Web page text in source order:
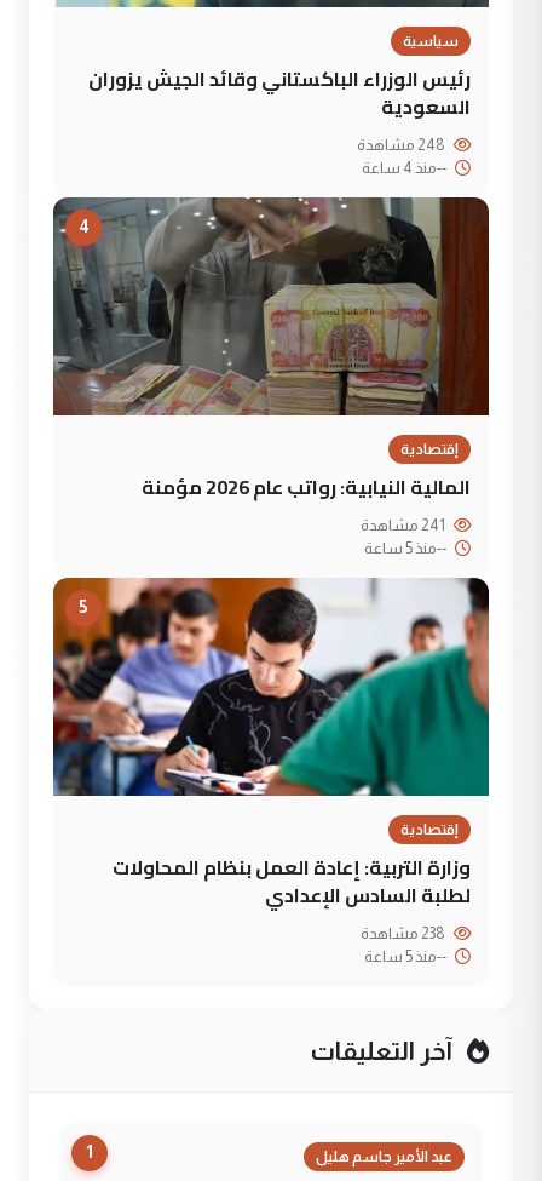
سياسية
رئيس الوزراء الباكستاني وقائد الجيش يزوران
السعودية
--منذ 4 ساعة
4
إقتصادية
المالية النيابية: رواتب عام 2026 مؤمنة
--منذ 5 ساعة
5
إقتصادية
وزارة التربية: إعادة العمل بنظام المحاولات
لطلبة السادس الإعدادي
--منذ 5 ساعة
آخر التعليقات
1 عبد الأمير جاسم هليل